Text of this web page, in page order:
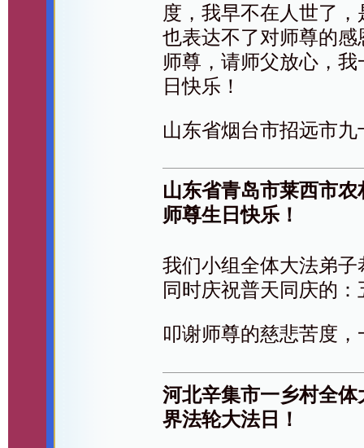
度，我早不在人世了
也表达不了对师尊的
师尊，请师父放心，
日快乐！
山东省烟台市招远市
山东省青岛市莱西市
师尊生日快乐！
我们小组全体大法弟
同时庆祝普天同庆的
叩谢师尊的慈悲苦度
河北辛集市一乡村全
界法轮大法日！